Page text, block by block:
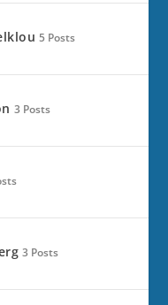
5 Posts
3 Posts
3 Posts